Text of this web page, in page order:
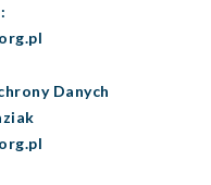
Danych